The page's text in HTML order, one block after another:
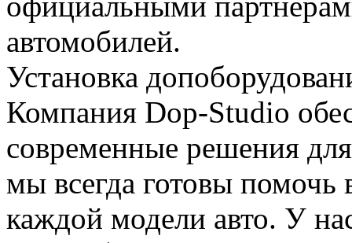
автомобилей.
Установка
Компания Dop-Studio
современные решения
мы всегда готовы
каждой модели авто. У